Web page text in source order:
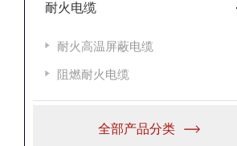
耐火电缆
耐火高温屏蔽电缆
阻燃耐火电缆
全部产品分类